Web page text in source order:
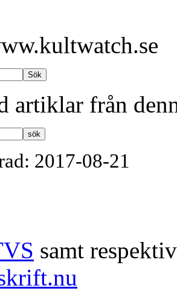
artiklar från
2017-08-21
samt